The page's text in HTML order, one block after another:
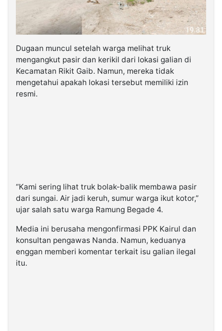
Dugaan muncul setelah warga melihat truk
mengangkut pasir dan kerikil dari lokasi galian di
Kecamatan Rikit Gaib. Namun, mereka tidak
mengetahui apakah lokasi tersebut memiliki izin
resmi.
“Kami sering lihat truk bolak-balik membawa pasir
dari sungai. Air jadi keruh, sumur warga ikut kotor,”
ujar salah satu warga Ramung Begade 4.
Media ini berusaha mengonfirmasi PPK Kairul dan
konsultan pengawas Nanda. Namun, keduanya
enggan memberi komentar terkait isu galian ilegal
itu.